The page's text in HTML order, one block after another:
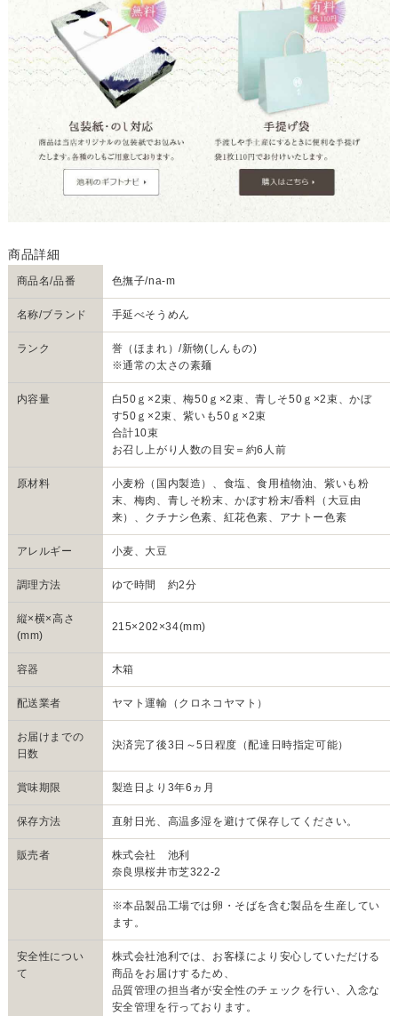
商品名/品番 色撫子/na-m
名称/ブランド 手延べそうめん
ランク
誉（ほまれ）/新物(しんもの)
※通常の太さの素麺
内容量
白50ｇ×2束、梅50ｇ×2束、青しそ50ｇ×2束、かぼ
す50ｇ×2束、紫いも50ｇ×2束
合計10束
お召し上がり人数の目安＝約6人前
原材料
小麦粉（国内製造）、食塩、食用植物油、紫いも粉
末、梅肉、青しそ粉末、かぼす粉末/香料（大豆由
来）、クチナシ色素、紅花色素、アナトー色素
アレルギー 小麦、大豆
調理方法 ゆで時間 約2分
縦×横×高さ
(mm)
215×202×34(mm)
容器 木箱
配送業者 ヤマト運輸（クロネコヤマト）
お届けまでの
日数
決済完了後3日～5日程度（配達日時指定可能）
賞味期限 製造日より3年6ヵ月
保存方法 直射日光、高温多湿を避けて保存してください。
販売者
株式会社 池利
奈良県桜井市芝322-2
※本品製品工場では卵・そばを含む製品を生産してい
ます。
安全性につい
て
株式会社池利では、お客様により安心していただける
商品をお届けするため、
品質管理の担当者が安全性のチェックを行い、入念な
安全管理を行っております。